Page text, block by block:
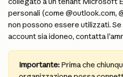
personali (come @outlook.com,
non possono essere utilizzati.
account sia idoneo, contatta
Importante: Prima che